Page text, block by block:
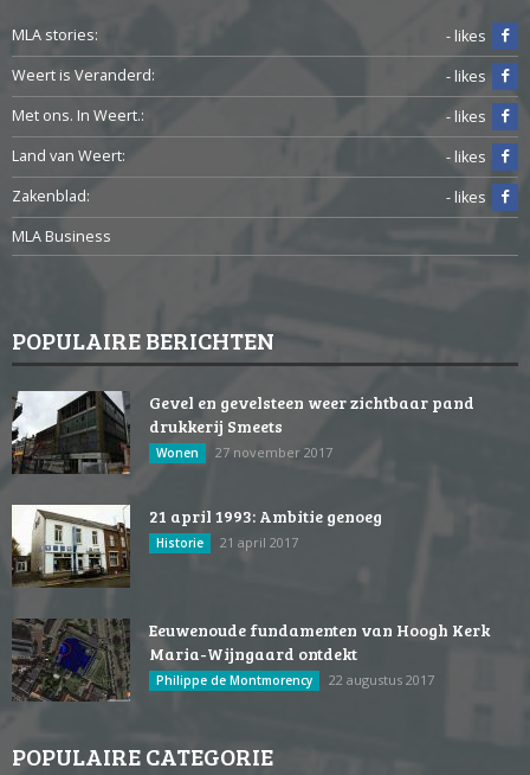
MLA stories:
- likes
Weert is Veranderd:
- likes
Met ons. In Weert.:
- likes
Land van Weert:
- likes
Zakenblad:
- likes
MLA Business
POPULAIRE BERICHTEN
Gevel en gevelsteen weer zichtbaar pand
drukkerij Smeets
Wonen 27 november 2017
21 april 1993: Ambitie genoeg
Historie 21 april 2017
Eeuwenoude fundamenten van Hoogh Kerk
Maria-Wijngaard ontdekt
Philippe de Montmorency 22 augustus 2017
POPULAIRE CATEGORIE